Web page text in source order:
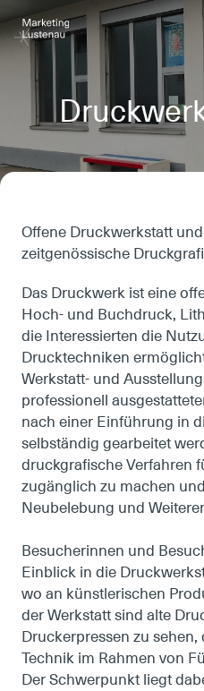
Offene Druckwerkstatt
zeitgenössische
Das Druckwerk ist eine
Hoch- und Buchdruck,
die Interessierten die
Drucktechniken
Werkstatt- und
professionell
nach einer Einführung in
selbständig gearbeitet
druckgrafische Verfahren
zugänglich zu machen
Neubelebung und
Besucherinnen und
Einblick in die
wo an künstlerischen
der Werkstatt sind alte
Druckerpressen zu
Technik im Rahmen von
Der Schwerpunkt liegt